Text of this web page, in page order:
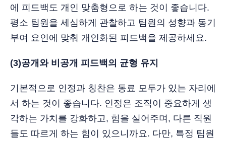
에 피드백도 개인 맞춤형으로 하는 것이 좋습니다.
평소 팀원을 세심하게 관찰하고 팀원의 성향과 동기
부여 요인에 맞춰 개인화된 피드백을 제공하세요.
(3)공개와 비공개 피드백의 균형 유지
기본적으로 인정과 칭찬은 동료 모두가 있는 자리에
서 하는 것이 좋습니다. 인정은 조직이 중요하게 생
각하는 가치를 강화하고, 힘을 실어주며, 다른 직원
들도 따르게 하는 힘이 있으니까요. 다만, 특정 팀원